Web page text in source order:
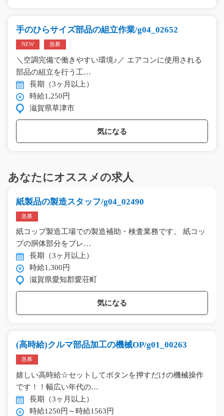
手のひらサイズ部品の組立作業/g04_02652
NEW 急募
＼空調完備で働きやすい環境♪／ エアコンに使用される
部品の組立を行う工…
長期（3ヶ月以上）
時給1,250円
滋賀県草津市
気になる
あなたにオススメの求人
紙製品の製造スタッフ/g04_02490
急募
紙コップ製造工場での製造補助・検査業務です。 紙コッ
プの胴体部分をプレ…
長期（3ヶ月以上）
時給1,300円
滋賀県愛知郡愛荘町
気になる
(高時給)クルマ部品加工の機械OP/g01_00263
急募
嬉しい高時給☆セットしてボタンを押すだけの機械操作
です！！幅広い年代の…
長期（3ヶ月以上）
時給1250円～時給1563円